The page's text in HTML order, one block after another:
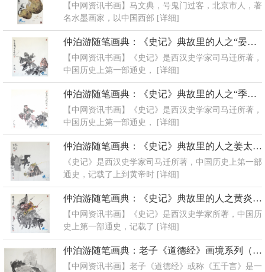
【中网资讯书画】马文典，号鬼门过客，北京市人，著
名水墨画家，以中国西部 [详细]
仲泊游随笔画典：《史记》典故里的人之“晏子相齐”
【中网资讯书画】《史记》是西汉史学家司马迁所著，
中国历史上第一部通史，
[详细]
仲泊游随笔画典：《史记》典故里的人之“季札挂剑”
【中网资讯书画】《史记》是西汉史学家司马迁所著，
中国历史上第一部通史，
[详细]
仲泊游随笔画典：《史记》典故里的人之姜太公钓鱼
《史记》是西汉史学家司马迁所著，中国历史上第一部
通史，记载了上到黄帝时 [详细]
仲泊游随笔画典：《史记》典故里的人之黄炎之争
【中网资讯书画】《史记》是西汉史学家所著，中国历
史上第一部通史，记载了 [详细]
仲泊游随笔画典：老子《道德经》画境系列（八）
【中网资讯书画】老子《道德经》或称《五千言》是一